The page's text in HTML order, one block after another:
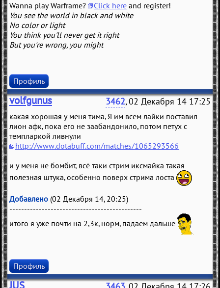
Wanna play Warframe? Click here and register!
You see the world in black and white
No color or light
You think you'll never get it right
But you're wrong, you might
Профиль
volfgunus 3462, 02 Декабря 14 17:25
какая хорошая у меня тима, Я им всем лайки поставил
лион афк, пока его не заабандонило, потом петух с
темпларкой ливнули
http://www.dotabuff.com/matches/1065293566
и у меня не бомбит, всё таки стрим иксмайка такая
полезная штука, особенно поверх стрима лоста
Добавлено (02 Декабря 14, 20:25)
---------------------------------------------
итого я уже почти на 2,3к, норм, падаем дальше
Профиль
JUS